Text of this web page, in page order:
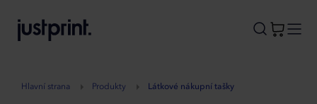
A
Hlavní strana Produkty Látkové nákupní tašky